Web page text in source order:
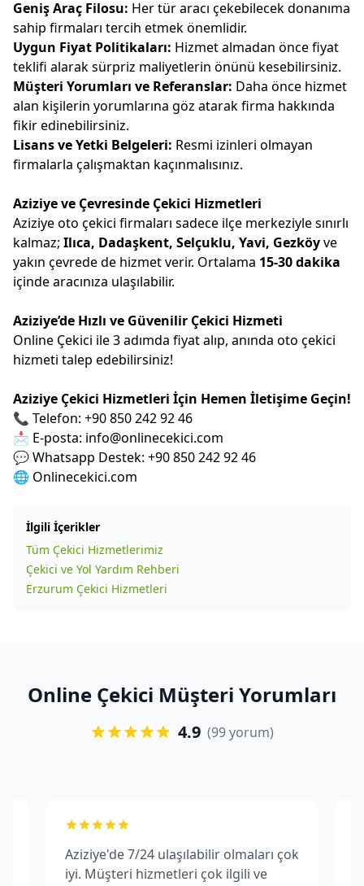
Geniş Araç Filosu: Her tür aracı çekebilecek donanıma
sahip firmaları tercih etmek önemlidir.
Uygun Fiyat Politikaları: Hizmet almadan önce fiyat
teklifi alarak sürpriz maliyetlerin önünü kesebilirsiniz.
Müşteri Yorumları ve Referanslar: Daha önce hizmet
alan kişilerin yorumlarına göz atarak firma hakkında
fikir edinebilirsiniz.
Lisans ve Yetki Belgeleri: Resmi izinleri olmayan
firmalarla çalışmaktan kaçınmalısınız.
Aziziye ve Çevresinde Çekici Hizmetleri
Aziziye oto çekici firmaları sadece ilçe merkeziyle sınırlı
kalmaz; Ilıca, Dadaşkent, Selçuklu, Yavi, Gezköyve
yakın çevrede de hizmet verir. Ortalama 15-30 dakika
içinde aracınıza ulaşılabilir.
Aziziye’de Hızlı ve Güvenilir Çekici Hizmeti
Online Çekici ile 3 adımda fiyat alıp, anında oto çekici
hizmeti talep edebilirsiniz!
Aziziye Çekici Hizmetleri İçin Hemen İletişime Geçin!
📞 Telefon: +90 850 242 92 46
📩 E-posta: info@onlinecekici.com
💬 Whatsapp Destek: +90 850 242 92 46
🌐 Onlinecekici.com
İlgili İçerikler
Tüm Çekici Hizmetlerimiz
Çekici ve Yol Yardım Rehberi
Erzurum Çekici Hizmetleri
Online Çekici Müşteri Yorumları
4.9 (99 yorum)
Aziziye'de 7/24 ulaşılabilir olmaları çok
iyi. Müşteri hizmetleri çok ilgili ve